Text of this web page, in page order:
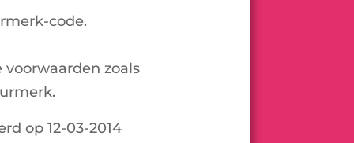
code.
zoals
op 12-03-2014